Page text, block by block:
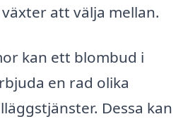
att välja mellan.
kan ett blombud i
en rad olika
Dessa kan